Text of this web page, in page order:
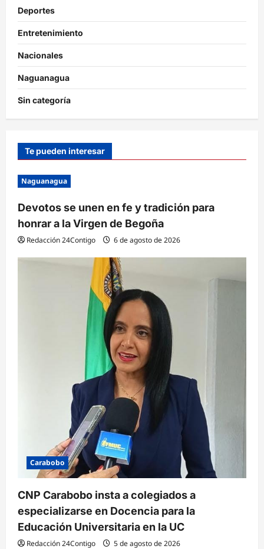
Deportes
Entretenimiento
Nacionales
Naguanagua
Sin categoría
Te pueden interesar
Naguanagua
Devotos se unen en fe y tradición para
honrar a la Virgen de Begoña
Redacción 24Contigo 6 de agosto de 2026
Carabobo
CNP Carabobo insta a colegiados a
especializarse en Docencia para la
Educación Universitaria en la UC
Redacción 24Contigo 5 de agosto de 2026